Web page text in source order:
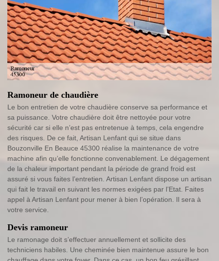
Ramoneur de chaudière
Le bon entretien de votre chaudière conserve sa performance et
sa puissance. Votre chaudière doit être nettoyée pour votre
sécurité car si elle n’est pas entretenue à temps, cela engendre
des risques. De ce fait, Artisan Lenfant qui se situe dans
Bouzonville En Beauce 45300 réalise la maintenance de votre
machine afin qu’elle fonctionne convenablement. Le dégagement
de la chaleur important pendant la période de grand froid est
assuré si vous faites l’entretien. Artisan Lenfant dispose un artisan
qui fait le travail en suivant les normes exigées par l’Etat. Faites
appel à Artisan Lenfant pour mener à bien l’opération. Il sera à
votre service.
Devis ramoneur
Le ramonage doit s’effectuer annuellement et sollicite des
techniciens habiles. Une cheminée bien maintenue assure le bon